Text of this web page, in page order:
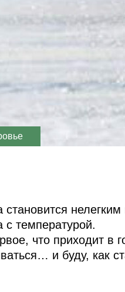
становится
с температурой.
что приходит в
и буду, как